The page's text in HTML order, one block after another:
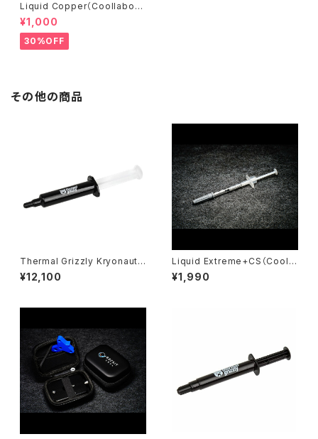
Liquid Copper（Coollabora
tory）
¥1,000
30%OFF
その他の商品
Thermal Grizzly Kryonaut t
hermal compound - 37gra
ms / 10ml
¥12,100
Liquid Extreme+CS（Coolla
boratory ）
¥1,990